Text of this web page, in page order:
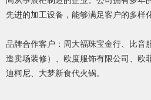
先进的加工设备，能够满足客户的多样
品牌合作客户：周大福珠宝金行、比音
造卖场装修）、欧度服饰有限公司、欧
迪柯尼、大梦新食代火锅。